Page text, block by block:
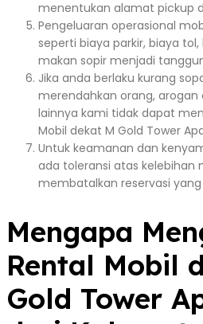
menentukan alamat pickup
Pengeluaran operasional
seperti biaya parkir, biaya
makan sopir menjadi
Jika anda berlaku kurang
merendahkan orang,
lainnya kami tidak dapat
Mobil dekat M Gold Tower
Untuk keamanan dan
ada toleransi atas kelebihan
membatalkan reservasi
Mengapa
Rental Mobil
Gold Tower